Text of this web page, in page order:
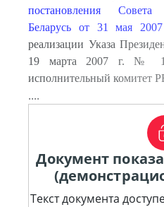
постановления
Беларусь от 31 мая
реализации Указа
19 марта 2007 г. №
исполнительный комитет
....
Документ
Текст документа